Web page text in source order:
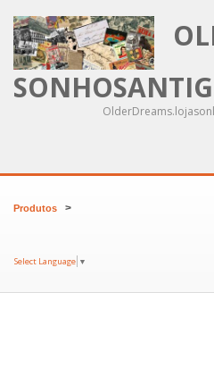
Produtos >
Select Language ▼